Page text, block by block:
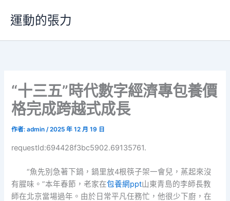
要
運動的張力
“十三五”時代數字經濟專包養價
格完成跨越式成長
作者:admin/2025 年 12 月 19 日
requestId:694428f3bc5902.69135761.
“魚先別急著下鍋，鍋里放4根筷子架一會兒，蒸起來沒
有腥味。”本年春節，老家在包養網ppt山東青島的李師長教
師在北京當場過年。由於日常平凡任務忙，他很少下廚，在